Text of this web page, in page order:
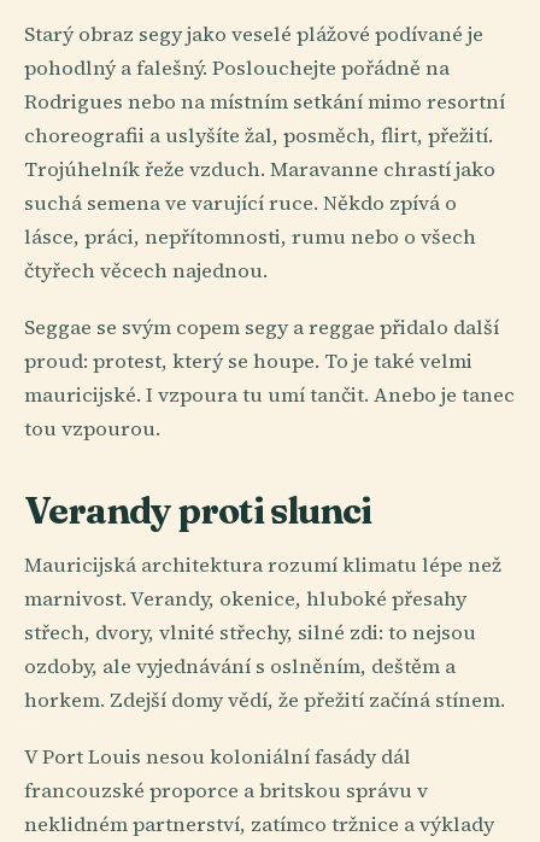
Starý obraz segy jako veselé plážové podívané je
pohodlný a falešný. Poslouchejte pořádně na
Rodrigues nebo na místním setkání mimo resortní
choreografii a uslyšíte žal, posměch, flirt, přežití.
Trojúhelník řeže vzduch. Maravanne chrastí jako
suchá semena ve varující ruce. Někdo zpívá o
lásce, práci, nepřítomnosti, rumu nebo o všech
čtyřech věcech najednou.
Seggae se svým copem segy a reggae přidalo další
proud: protest, který se houpe. To je také velmi
mauricijské. I vzpoura tu umí tančit. Anebo je tanec
tou vzpourou.
Verandy proti slunci
Mauricijská architektura rozumí klimatu lépe než
marnivost. Verandy, okenice, hluboké přesahy
střech, dvory, vlnité střechy, silné zdi: to nejsou
ozdoby, ale vyjednávání s oslněním, deštěm a
horkem. Zdejší domy vědí, že přežití začíná stínem.
V Port Louis nesou koloniální fasády dál
francouzské proporce a britskou správu v
neklidném partnerství, zatímco tržnice a výklady